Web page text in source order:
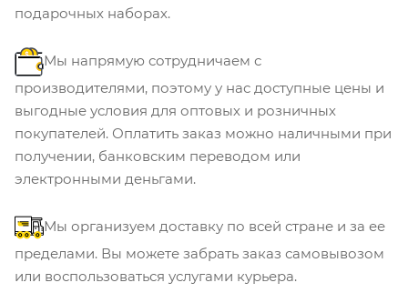
подарочных наборах.
Мы напрямую сотрудничаем с
производителями, поэтому у нас доступные цены и
выгодные условия для оптовых и розничных
покупателей. Оплатить заказ можно наличными при
получении, банковским переводом или
электронными деньгами.
Мы организуем доставку по всей стране и за ее
пределами. Вы можете забрать заказ самовывозом
или воспользоваться услугами курьера.